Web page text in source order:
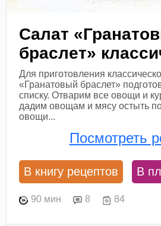
Салат
браслет»
Для приготовления
«Гранатовый браслет»
списку. Отварим все овощи и
дадим овощам и мясу остыть
овощи...
Посмотреть
В книгу рецептов В
90 мин 8 84